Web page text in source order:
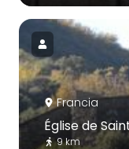
Francia
Église de
9 km